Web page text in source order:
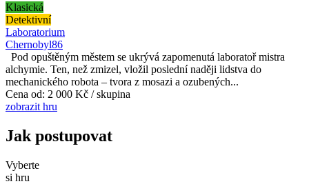
Klasická
Detektivní
Laboratorium
Chernobyl86
Pod opuštěným městem se ukrývá zapomenutá laboratoř mistra
alchymie. Ten, než zmizel, vložil poslední naději lidstva do
mechanického robota – tvora z mosazi a ozubených...
Cena od: 2 000 Kč / skupina
zobrazit hru
Jak postupovat
Vyberte
si hru